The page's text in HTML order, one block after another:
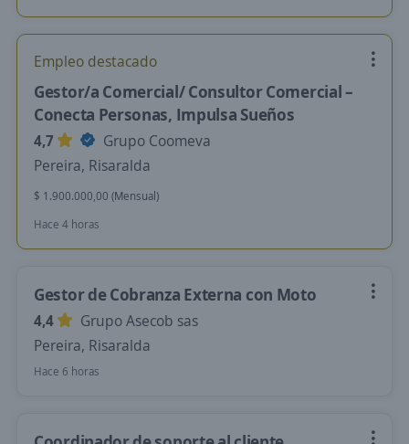
Empleo destacado
Gestor/a Comercial/ Consultor Comercial –
Conecta Personas, Impulsa Sueños
4,7
Grupo Coomeva
Pereira, Risaralda
$ 1.900.000,00 (Mensual)
Hace 4 horas
Gestor de Cobranza Externa con Moto
4,4
Grupo Asecob sas
Pereira, Risaralda
Hace 6 horas